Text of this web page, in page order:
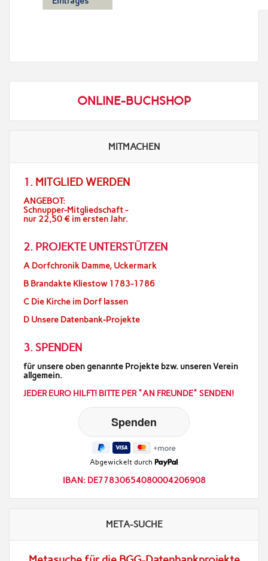
ONLINE-BUCHSHOP
MITMACHEN
1. MITGLIED WERDEN
ANGEBOT:
Schnupper-Mitgliedschaft -
nur 22,50 € im ersten Jahr.
2. PROJEKTE UNTERSTÜTZEN
A Dorfchronik Damme, Uckermark
B Brandakte Kliestow 1783-1786
C Die Kirche im Dorf lassen
D Unsere Datenbank-Projekte
3. SPENDEN
für unsere oben genannte Projekte bzw. unseren Verein
allgemein.
JEDER EURO HILFT! BITTE PER "AN FREUNDE" SENDEN!
Abgewickelt durch
IBAN: DE77830654080004206908
META-SUCHE